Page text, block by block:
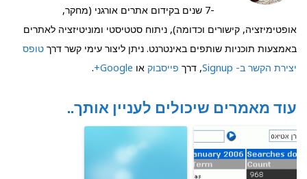
-7 שנים בקידום אתרים אורגני (מחקר,
אופטימיזציה, קישורים וכדומה), ניתוח סטטיסטי ומוניטיזציה לאתרים
באמצעות תוכניות שותפים באינטרנט. ניתן ליצור עימי קשר דרך טופס
יצירת הקשר ב- Signup
, דרך פייסבוק או Google+
.
עוד מאמרים שיכולים לעניין אותך..